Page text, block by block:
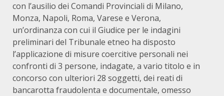
con l’ausilio dei Comandi Provinciali di Milano,
Monza, Napoli, Roma, Varese e Verona,
un’ordinanza con cui il Giudice per le indagini
preliminari del Tribunale etneo ha disposto
l’applicazione di misure coercitive personali nei
confronti di 3 persone, indagate, a vario titolo e in
concorso con ulteriori 28 soggetti, dei reati di
bancarotta fraudolenta e documentale, omesso